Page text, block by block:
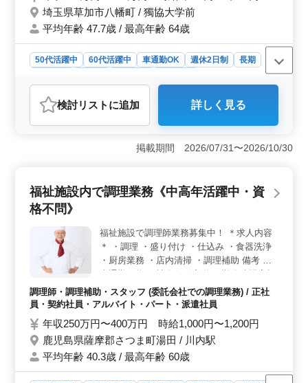
埼玉県草加市八幡町 / 獨協大学前
平均年齢 47.7歳 / 最高年齢 64歳
50代活躍中 60代活躍中 車通勤OK 週休2日制
長期
調理師・調理補助・スタッフ
おすすめポイント
＜経験を活かせる環境＞ 中高年層が活躍中の職場であ
り、豊富な経験を持つ方が若手へ知識を伝える機会もあ
り、経験を活かして働けます。 ＜柔軟な働き方＞
軟な働き方が実現できます。 ＜福利厚生＞ 社会保
険完備で、通勤手当の実費支給があり、安定した働き方
績があり、年齢を気にせず長く活躍できる環境が整って
います。
検討リスト に追加 詳しく見る
掲載期間 2026/07/31〜2026/10/30
福祉施設内で調理業務《中高年活躍中・資
格不問》
福祉施設で調理師業務募集中！ ＊求人内容
＊ ・調理 ・盛り付け ・仕込み ・食器洗浄
・厨房業務 ・店内清掃 ・調理補助 備考 ・
談 ・50代、60代の採用実績あり まずお気軽
にお問い合わせください♪
調理師・調理補助・スタッフ (委託会社での調理業務) / 正社
員・契約社員・アルバイト・パート・派遣社員
年収250万円〜400万円 時給1,000円〜1,200円
鹿児島県薩摩郡さつま町湯田 / 川内駅
平均年齢 40.3歳 / 最高年齢 60歳